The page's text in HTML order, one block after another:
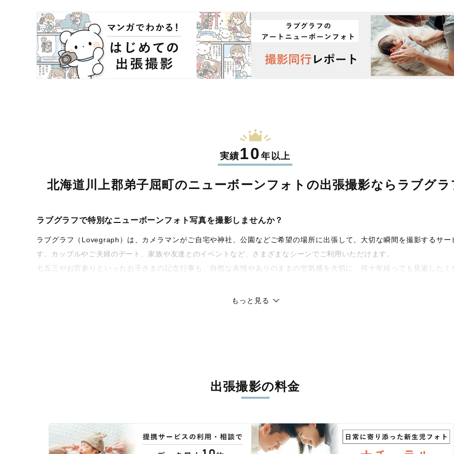
実績10年以上
北海道川上郡弟子屈町のニューボーンフォトの出張撮影なら ラブグラ
ラブグラフで特別なニューボーンフォト写真を撮影しませんか？
ラブグラフ（Lovegraph）は、カメラマンがご自宅や神社、公園などご希望の場所に出張して、大切な瞬間を撮影するサー
す。カップルやご夫婦のデート、家族や友達とのイベントなど、さまざまなシーンでご利用いただけます。
七五三やお宮参りといったお子さまの記念行事も、自然な表情やありのままの空気感を大切に、何十年経っても見返したく
撮影後は、独自の編集技術で写真の明るさや色合いを丁寧に調整。自然な雰囲気を残しつつも、おしゃれで洗練された仕
もっと見る
出張撮影の料金